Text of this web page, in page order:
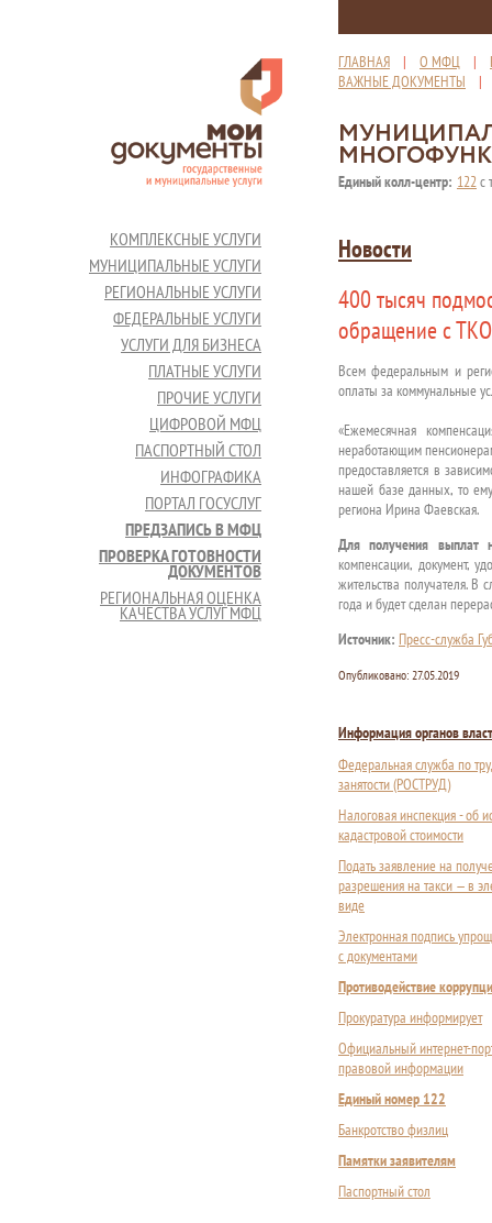
ГЛАВНАЯ | О МФЦ |
ВАЖНЫЕ ДОКУМЕНТЫ
Единый колл-центр: 122с
КОМПЛЕКСНЫЕ УСЛУГИ
МУНИЦИПАЛЬНЫЕ УСЛУГИ
РЕГИОНАЛЬНЫЕ УСЛУГИ
ФЕДЕРАЛЬНЫЕ УСЛУГИ
УСЛУГИ ДЛЯ БИЗНЕСА
ПЛАТНЫЕ УСЛУГИ
ПРОЧИЕ УСЛУГИ
ЦИФРОВОЙ МФЦ
ПАСПОРТНЫЙ СТОЛ
ИНФОГРАФИКА
ПОРТАЛ ГОСУСЛУГ
ПРЕДЗАПИСЬ В МФЦ
ПРОВЕРКА ГОТОВНОСТИ
ДОКУМЕНТОВ
РЕГИОНАЛЬНАЯ ОЦЕНКА
КАЧЕСТВА УСЛУГ МФЦ
Новости
400 тысяч
обращение с ТКО
Всем федеральным и
оплаты за коммунальные
«Ежемесячная
неработающим
предоставляется в
нашей базе данных, то
региона Ирина Фаевская.
Для получения выплат
компенсации, документ,
жительства получателя.
года и будет сделан
Источник: Пресс-служба
Опубликовано: 27.05.2019
Информация органов
Федеральная служба по
занятости (РОСТРУД)
Налоговая инспекция - об
кадастровой стоимости
Подать заявление на
разрешения на такси — в
виде
Электронная подпись
с документами
Противодействие
Прокуратура информирует
Официальный интернет-
правовой информации
Единый номер 122
Банкротство физлиц
Памятки заявителям
Паспортный стол